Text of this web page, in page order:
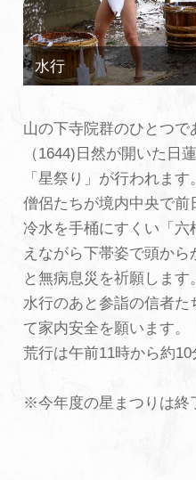
初めての加賀温泉郷
ご当地グルメ
加賀 旅先納税
FAQ
お知らせ
パンフレットダウンロ
写真ダウンロード
山の下寺院群のひとつ
（1644)日然が開いた日
「星祭り」が行われます
僧侶たちが境内中央で
冷水を手桶にすくい「六
えながら下帯姿で頭か
と無病息災を祈願します
水行のあと参詣の信者
て家内安全を願います。
荒行は午前11時から約10
※今年度の星まつりは終